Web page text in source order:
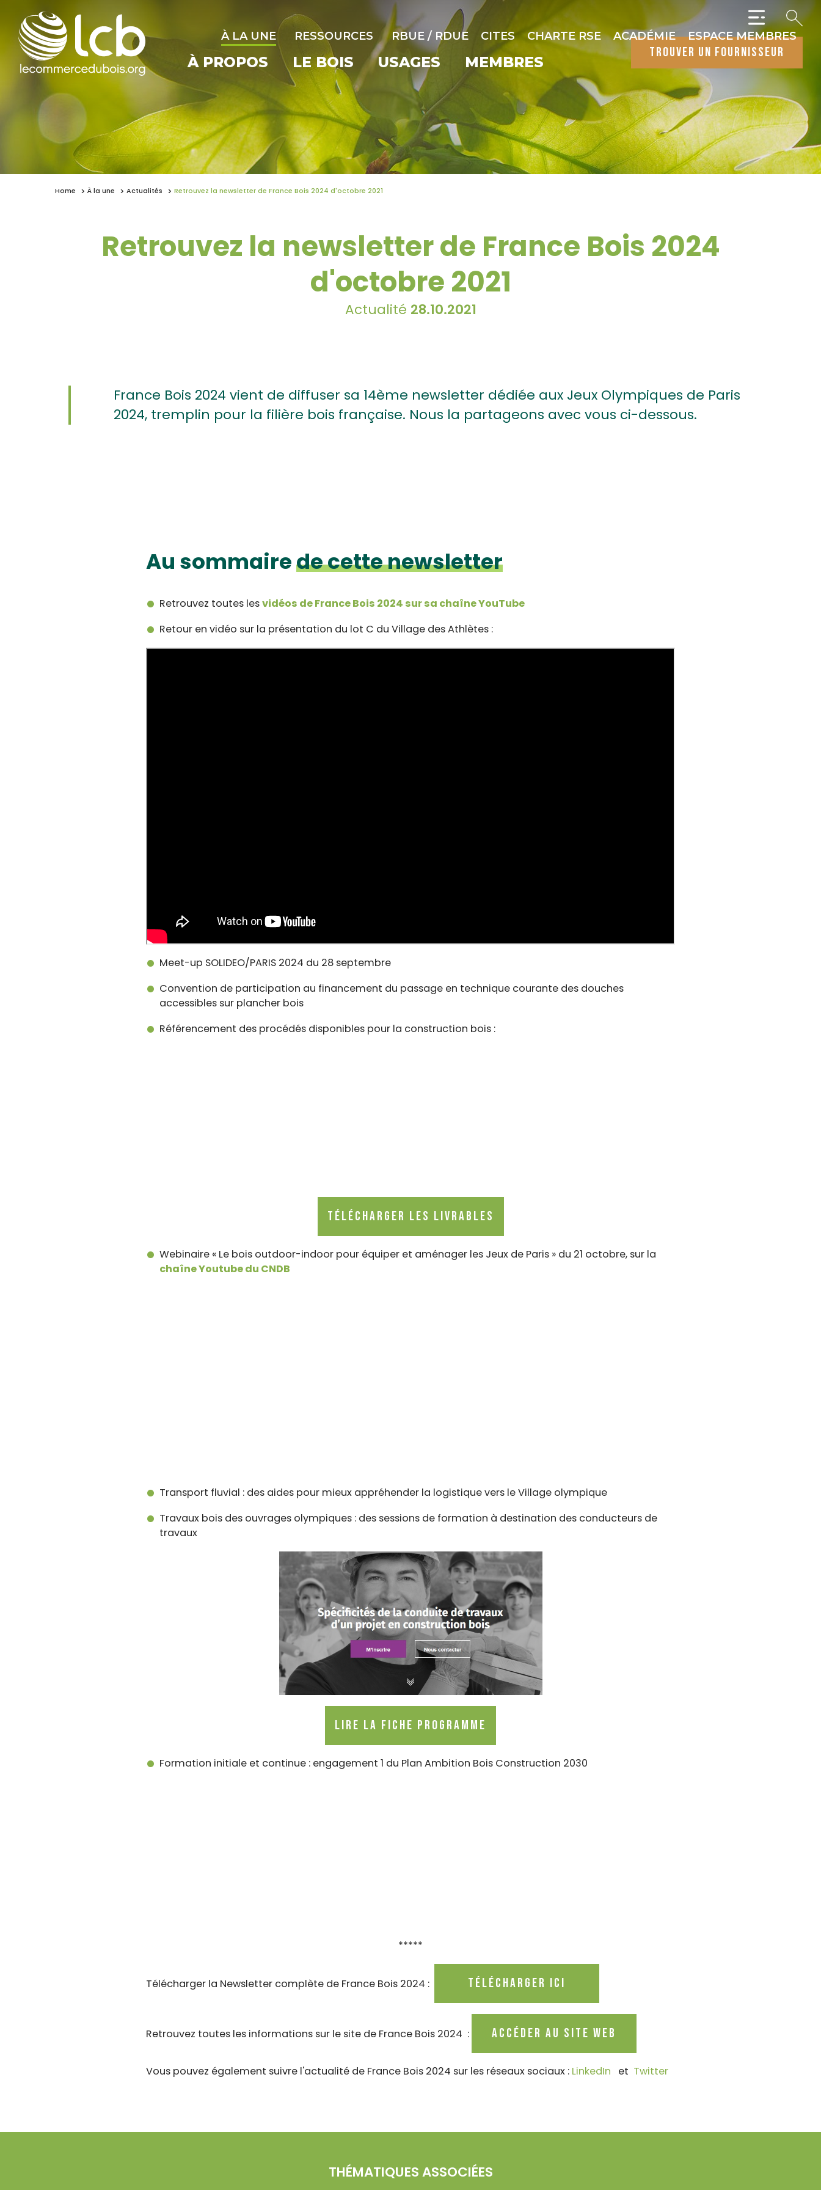
À LA UNE RESSOURCES RBUE / RDUE CITES CHARTE RSE ACADÉMIE ESPACE MEMBRES
À PROPOS LE BOIS USAGES MEMBRES
trouver un fournisseur
Home À la une Actualités Retrouvez la newsletter de France Bois 2024 d'octobre 2021
Retrouvez la newsletter de France Bois 2024
d'octobre 2021
Actualité 28.10.2021
France Bois 2024 vient de diffuser sa 14ème newsletter dédiée aux Jeux Olympiques de Paris
2024, tremplin pour la filière bois française. Nous la partageons avec vous ci-dessous.
Au sommairede cette newsletter
Retrouvez toutes lesvidéos de France Bois 2024 sur sa chaîne YouTube
Retour en vidéo sur la présentation du lot C du Village des Athlètes :
Meet-up SOLIDEO/PARIS 2024 du 28 septembre
Convention de participation au financement du passage en technique courante des douches
accessibles sur plancher bois
Référencement des procédés disponibles pour la construction bois :
Télécharger les livrables
Webinaire « Le bois outdoor-indoor pour équiper et aménager les Jeux de Paris » du 21 octobre, sur la
chaîne Youtube du CNDB
Transport fluvial : des aides pour mieux appréhender la logistique vers le Village olympique
Travaux bois des ouvrages olympiques : des sessions de formation à destination des conducteurs de
travaux
LIRE LA FICHE PROGRAMME
Formation initiale et continue : engagement 1 du Plan Ambition Bois Construction 2030
*****
Télécharger la Newsletter complète de France Bois 2024 : Télécharger ICI
Retrouvez toutes les informations sur le site de France Bois 2024 : accéder au site web
Vous pouvez également suivre l'actualité de France Bois 2024 sur les réseaux sociaux : LinkedIn et Twitter
THÉMATIQUES ASSOCIÉES